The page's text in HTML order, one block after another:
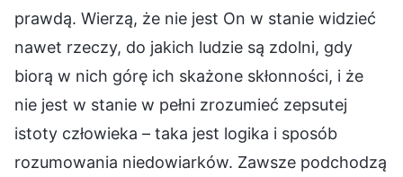
prawdą. Wierzą, że nie jest On w stanie widzieć
nawet rzeczy, do jakich ludzie są zdolni, gdy
biorą w nich górę ich skażone skłonności, i że
nie jest w stanie w pełni zrozumieć zepsutej
istoty człowieka – taka jest logika i sposób
rozumowania niedowiarków. Zawsze podchodzą